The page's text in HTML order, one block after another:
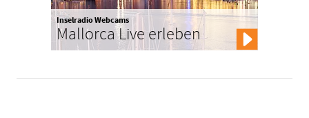
Inselradio Webcams
Mallorca Live erleben